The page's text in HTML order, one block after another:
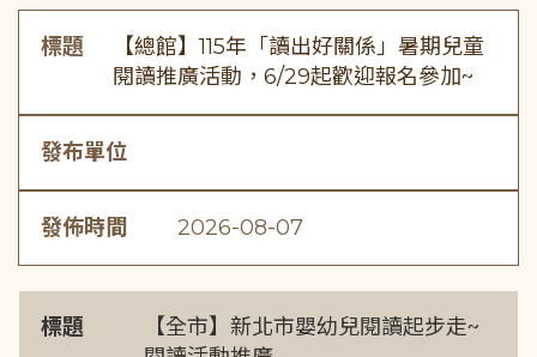
標題
【總館】115年「讀出好關係」暑期兒童
閱讀推廣活動，6/29起歡迎報名參加~
發布單位
發佈時間 2026-08-07
標題
【全市】新北市嬰幼兒閱讀起步走~